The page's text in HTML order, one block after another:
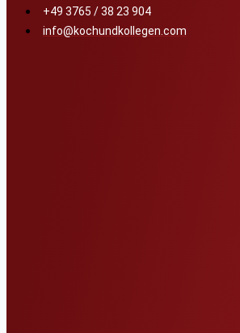
+49 3765 / 38 23 904
info@kochundkollegen.com